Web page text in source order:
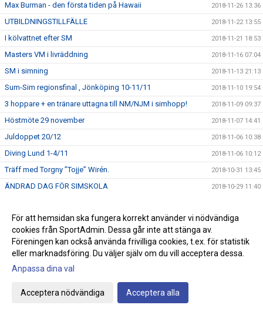
Max Burman - den första tiden på Hawaii 2018-11-26 13:36
UTBILDNINGSTILLFÄLLE 2018-11-22 13:55
I kölvattnet efter SM 2018-11-21 18:53
Masters VM i livräddning 2018-11-16 07:04
SM i simning 2018-11-13 21:13
Sum-Sim regionsfinal , Jönköping 10-11/11 2018-11-10 19:54
3 hoppare + en tränare uttagna till NM/NJM i simhopp! 2018-11-09 09:37
Höstmöte 29 november 2018-11-07 14:41
Juldoppet 20/12 2018-11-06 10:38
Diving Lund 1-4/11 2018-11-06 10:12
Träff med Torgny ”Tojje” Wirén. 2018-10-31 13:45
ÄNDRAD DAG FÖR SIMSKOLA 2018-10-29 11:40
Öppna Östsvenska DM i Jönköping 2018-10-20 16:42
UGP 1 i Västervik
ANMÄLAN TILL BABYSIM OCH SMÅBARNSSIM 2018-10-15 09:08
Bilfärja vs Victor Johansson
För att hemsidan ska fungera korrekt använder vi nödvändiga
cookies från SportAdmin. Dessa går inte att stänga av.
Föreningen kan också använda frivilliga cookies, t.ex. för statistik
eller marknadsföring. Du väljer själv om du vill acceptera dessa.
Anpassa dina val
Acceptera nödvändiga Acceptera alla